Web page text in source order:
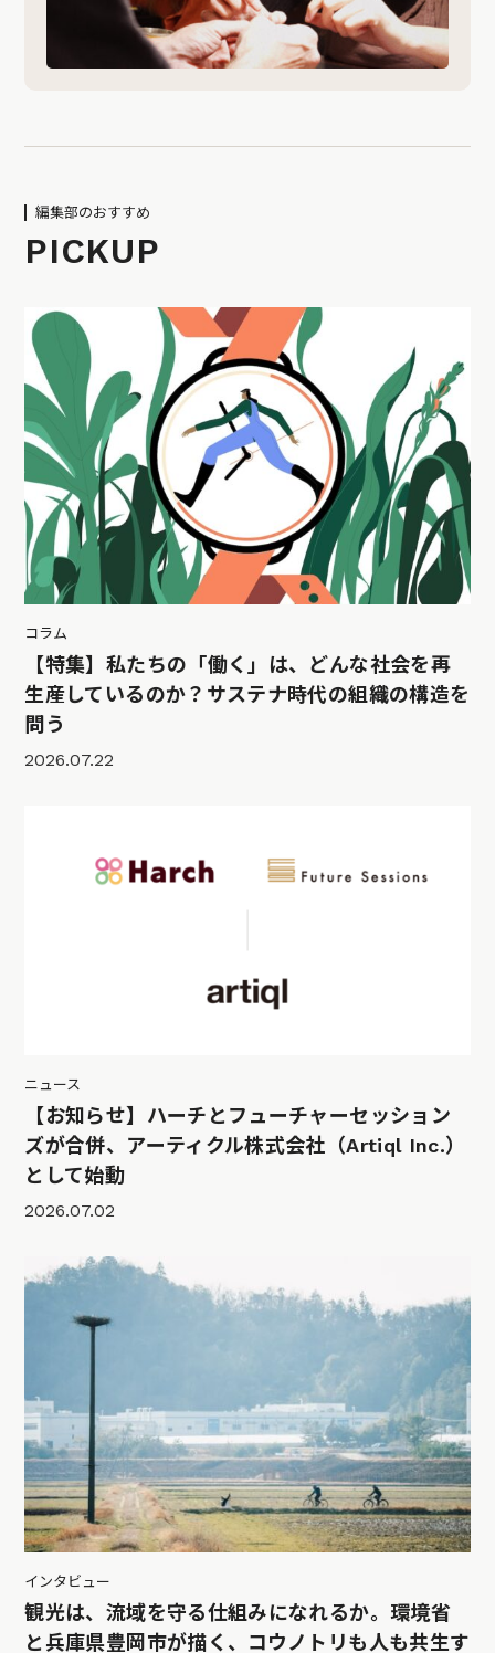
編集部のおすすめ
PICKUP
コラム
【特集】私たちの「働く」は、どんな社会を再
生産しているのか？サステナ時代の組織の構造を
問う
2026.07.22
ニュース
【お知らせ】ハーチとフューチャーセッション
ズが合併、アーティクル株式会社（Artiql Inc.）
として始動
2026.07.02
インタビュー
観光は、流域を守る仕組みになれるか。環境省
と兵庫県豊岡市が描く、コウノトリも人も共生す